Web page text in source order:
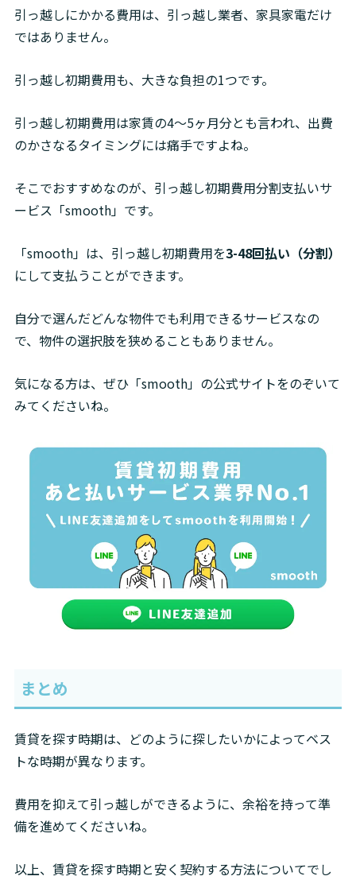
引っ越しにかかる費用は、引っ越し業者、家具家電だけ
ではありません。
引っ越し初期費用も、大きな負担の1つです。
引っ越し初期費用は家賃の4～5ヶ月分とも言われ、出費
のかさなるタイミングには痛手ですよね。
そこでおすすめなのが、引っ越し初期費用分割支払いサ
ービス「smooth」です。
「smooth」は、引っ越し初期費用を3-48回払い（分割）
にして支払うことができます。
自分で選んだどんな物件でも利用できるサービスなの
で、物件の選択肢を狭めることもありません。
気になる方は、ぜひ「smooth」の公式サイトをのぞいて
みてくださいね。
まとめ
賃貸を探す時期は、どのように探したいかによってベス
トな時期が異なります。
費用を抑えて引っ越しができるように、余裕を持って準
備を進めてくださいね。
以上、賃貸を探す時期と安く契約する方法についてでし